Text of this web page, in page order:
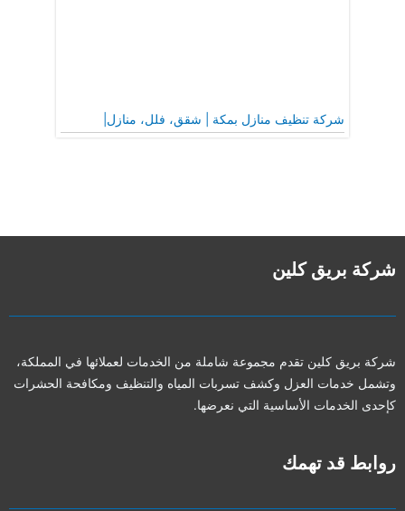
شركة تنظيف منازل بمكة | شقق، فلل، منازل|
شركة بريق كلين
شركة بريق كلين تقدم مجموعة شاملة من الخدمات لعملائها في المملكة،
وتشمل خدمات العزل وكشف تسربات المياه والتنظيف ومكافحة الحشرات
كإحدى الخدمات الأساسية التي نعرضها.
روابط قد تهمك